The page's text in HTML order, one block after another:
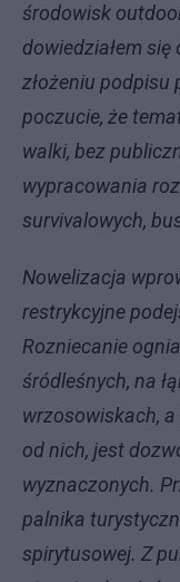
środowisk
dowiedziałem
złożeniu podpisu
poczucie, że
walki, bez
wypracowania
survivalowych,
Nowelizacja
restrykcyjne
Rozniecanie
śródleśnych, na
wrzosowiskach,
od nich, jest
wyznaczonych.
palnika
spirytusowej. Z